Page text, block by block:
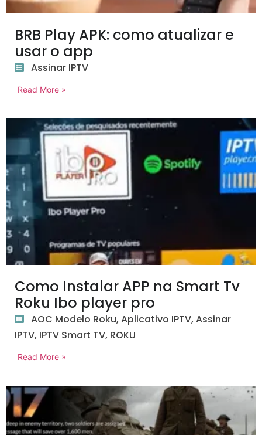
BRB Play APK: como atualizar e
usar o app
Assinar IPTV
Read More »
Como Instalar APP na Smart Tv
Roku Ibo player pro
AOC Modelo Roku, Aplicativo IPTV, Assinar
IPTV, IPTV Smart TV, ROKU
Read More »